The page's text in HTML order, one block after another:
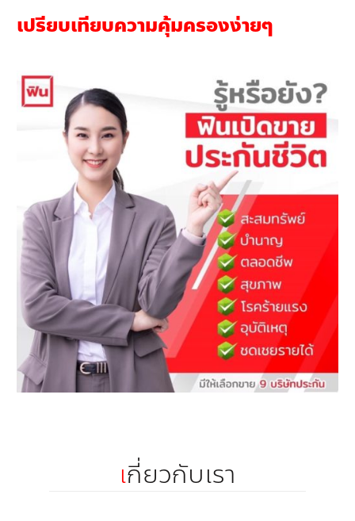
เปรียบเทียบความคุ้มครองง่ายๆ
เกี่ยวกับเรา